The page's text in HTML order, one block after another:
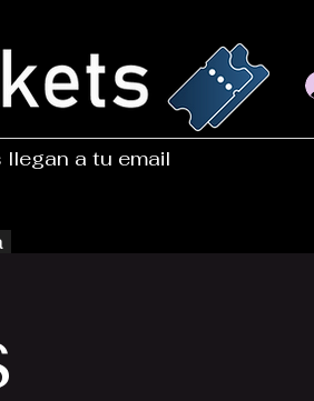
a tu email